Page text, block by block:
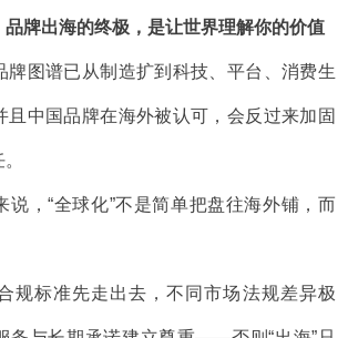
牌出海的终极，是让世界理解你的价值
牌图谱已从制造扩到科技、平台、消费生
且中国品牌在海外被认可，会反过来加固
说，“全球化”不是简单把盘往海外铺，而
规标准先走出去，不同市场法规差异极